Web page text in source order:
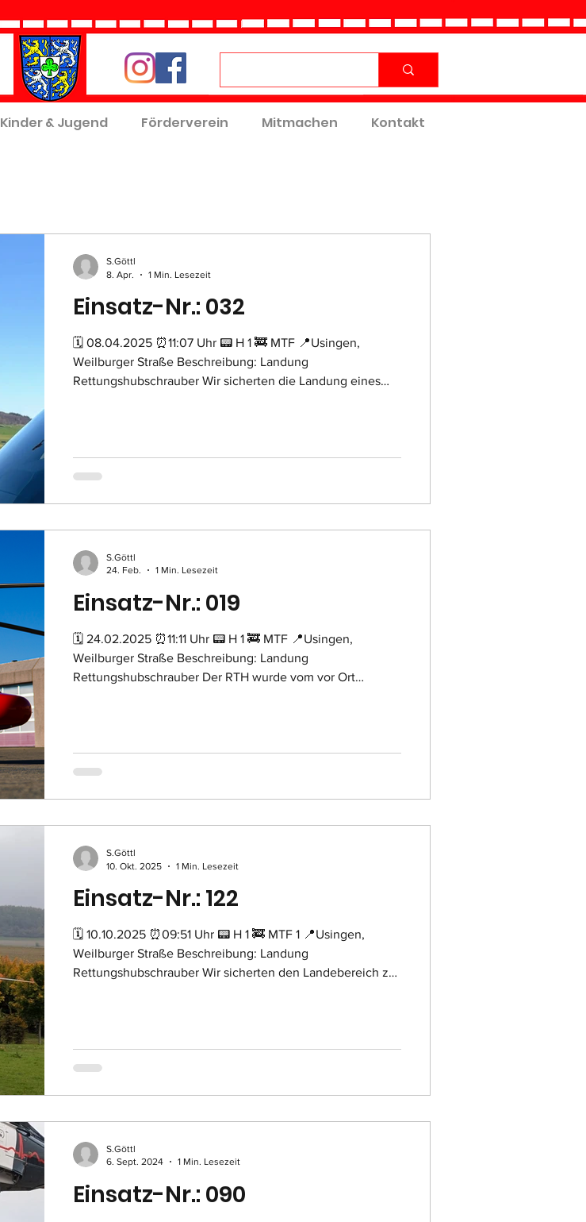
Kinder & Jugend Förderverein Mitmachen Kontakt
Einsatz-Nr.: 032
🗓 08.04.2025 ⏰11:07 Uhr 📟 H 1 🚒 MTF 📍Usingen,
Weilburger Straße Beschreibung: Landung
Rettungshubschrauber Wir sicherten die Landung eines
S.Göttl
8. Apr.
1 Min. Lesezeit
Einsatz-Nr.: 019
🗓 24.02.2025 ⏰11:11 Uhr 📟 H 1 🚒 MTF 📍Usingen,
Weilburger Straße Beschreibung: Landung
Rettungshubschrauber Der RTH wurde vom vor Ort
S.Göttl
24. Feb.
1 Min. Lesezeit
Einsatz-Nr.: 122
🗓 10.10.2025 ⏰09:51 Uhr 📟 H 1 🚒 MTF 1 📍Usingen,
Weilburger Straße Beschreibung: Landung
Rettungshubschrauber Wir sicherten den Landebereich zur
S.Göttl
10. Okt. 2025
1 Min. Lesezeit
Einsatz-Nr.: 090
S.Göttl
6. Sept. 2024
1 Min. Lesezeit